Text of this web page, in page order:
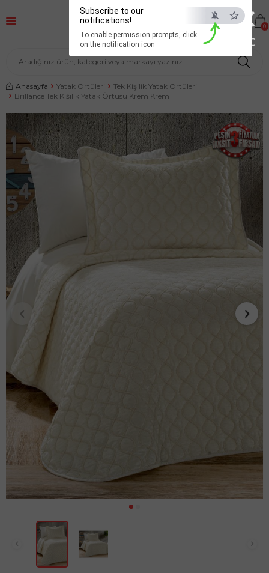
×
ESC
Subscribe to our
notifications!
To enable permission prompts, click
on the notification icon
0
Anasayfa Yatak Örtüleri
Tek Kişilik Yatak Örtüleri
Brillance Tek Kişilik Yatak Örtüsü Krem Krem